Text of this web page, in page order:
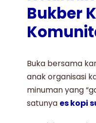
Bukber
Buka bersama
anak organisasi
minuman yang
satunya es kopi